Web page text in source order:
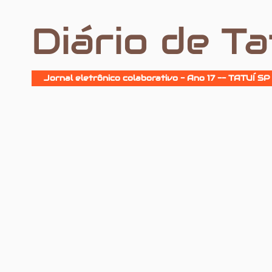
Diário de
Jornal eletrônico colaborativo - Ano 17 -- TATUÍ SP